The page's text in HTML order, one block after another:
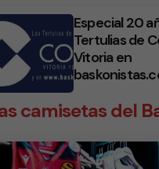
Especial 20
Tertulias de
Vitoria en
camisetas del